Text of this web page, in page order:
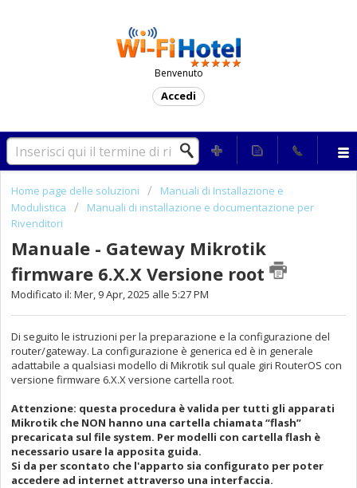
Benvenuto
Accedi
Home page delle soluzioni
Manuali di Installazione e
Modulistica
Manuali di installazione e documentazione per
Rivenditori
Manuale - Gateway Mikrotik
firmware 6.X.X Versione root
Modificato il: Mer, 9 Apr, 2025 alle 5:27 PM
Di seguito le istruzioni per la preparazione e la configurazione del
router/gateway. La configurazione è generica ed è in generale
adattabile a qualsiasi modello di Mikrotik sul quale giri RouterOS con
versione firmware 6.X.X versione cartella root.
Attenzione: questa procedura è valida per tutti gli apparati
Mikrotik che NON hanno una cartella chiamata “flash”
precaricata sul file system. Per modelli con cartella flash è
necessario usare la apposita guida.
Si da per scontato che l'apparto sia configurato per poter
accedere ad internet attraverso una interfaccia.